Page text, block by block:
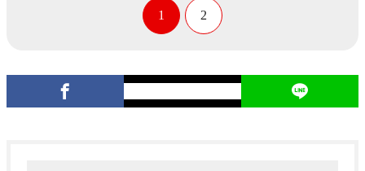
1 2